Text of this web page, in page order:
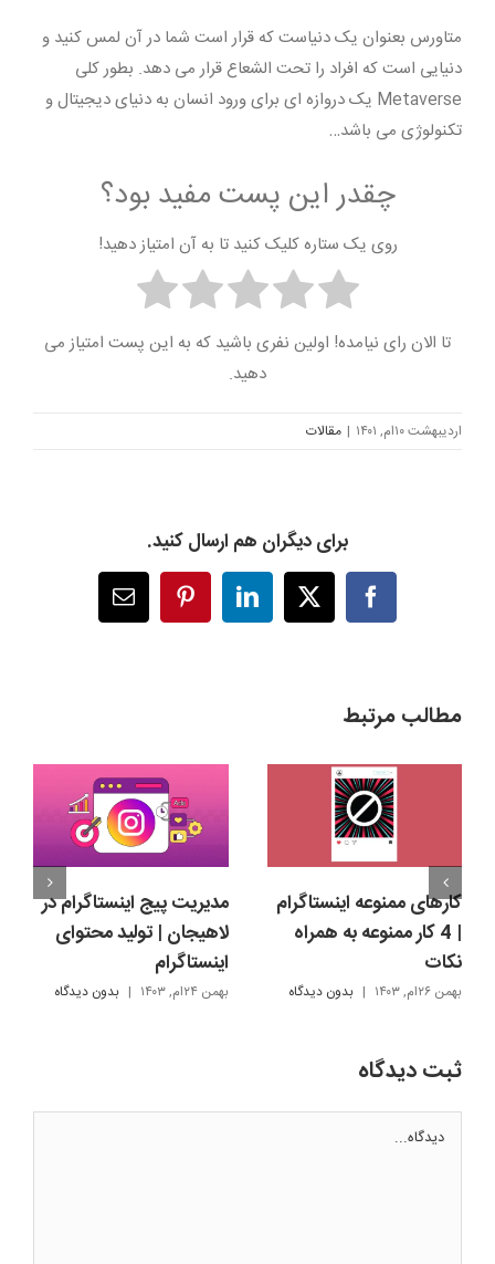
متاورس بعنوان یک دنیاست که قرار است شما در آن لمس کنید و
دنیایی است که افراد را تحت الشعاع قرار می دهد. بطور کلی
Metaverse یک دروازه ای برای ورود انسان به دنیای دیجیتال و
تکنولوژی می باشد…
چقدر این پست مفید بود؟
روی یک ستاره کلیک کنید تا به آن امتیاز دهید!
تا الان رای نیامده! اولین نفری باشید که به این پست امتیاز می
دهید.
اردیبهشت ۱۰ام, ۱۴۰۱ | مقالات
برای دیگران هم ارسال کنید.
Facebook
X
LinkedIn
Pinterestپست
الکترونیک
مطالب مرتبط
کارهای ممنوعه اینستاگرام
| 4 کار ممنوعه به همراه
نکات
بهمن ۲۶ام, ۱۴۰۳ | بدون ديدگاه
مدیریت پیج اینستاگرام در
لاهیجان | تولید محتوای
اینستاگرام
بهمن ۲۴ام, ۱۴۰۳ | بدون ديدگاه
ثبت ديدگاه
دیدگاه